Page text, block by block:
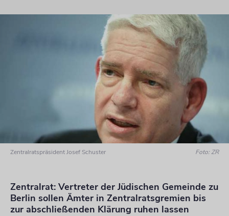
Zentralratspräsident Josef Schuster Foto: ZR
Zentralrat: Vertreter der Jüdischen Gemeinde zu
Berlin sollen Ämter in Zentralratsgremien bis
zur abschließenden Klärung ruhen lassen